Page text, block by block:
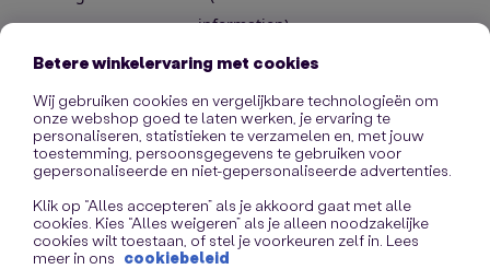
information).
Betere winkelervaring met cookies
Wij gebruiken cookies en vergelijkbare technologieën om
onze webshop goed te laten werken, je ervaring te
personaliseren, statistieken te verzamelen en, met jouw
toestemming, persoonsgegevens te gebruiken voor
gepersonaliseerde en niet-gepersonaliseerde advertenties.
Klik op “Alles accepteren” als je akkoord gaat met alle
cookies. Kies “Alles weigeren” als je alleen noodzakelijke
cookies wilt toestaan, of stel je voorkeuren zelf in. Lees
meer in ons cookiebeleid